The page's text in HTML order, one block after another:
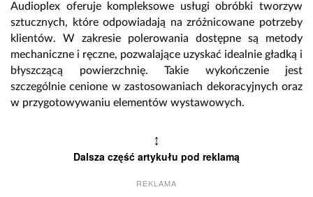
Audioplex oferuje kompleksowe usługi obróbki tworzyw
sztucznych, które odpowiadają na zróżnicowane potrzeby
klientów. W zakresie polerowania dostępne są metody
mechaniczne i ręczne, pozwalające uzyskać idealnie gładką i
błyszczącą powierzchnię. Takie wykończenie jest
szczególnie cenione w zastosowaniach dekoracyjnych oraz
w przygotowywaniu elementów wystawowych.
↕
Dalsza część artykułu pod reklamą
REKLAMA